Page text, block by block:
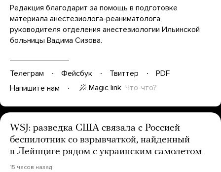
Редакция благодарит за помощь в подготовке
материала анестезиолога-реаниматолога,
руководителя отделения анестезиологии Ильинской
больницы Вадима Сизова.
Телеграм Фейсбук Твиттер
PDF
Напишите нам
Magic link Что-что?
WSJ: разведка США связала с Россией
беспилотник со взрывчаткой, найденный
в Лейпциге рядом с украинским самолетом
15 часов назад